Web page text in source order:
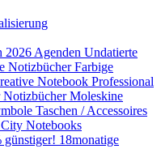
2026 Agenden Undatierte
NotizbücherFarbige
Notebook Professional
Moleskine
Taschen / Accessoires
City Notebooks
günstiger! 18monatige